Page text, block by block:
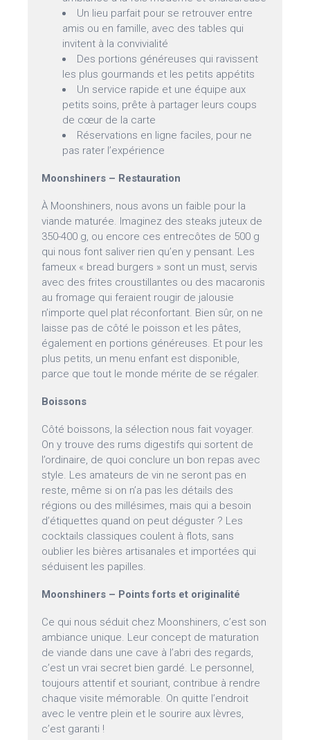
Un lieu parfait pour se retrouver entre
amis ou en famille, avec des tables qui
invitent à la convivialité
Des portions généreuses qui ravissent
les plus gourmands et les petits appétits
Un service rapide et une équipe aux
petits soins, prête à partager leurs coups
de cœur de la carte
Réservations en ligne faciles, pour ne
pas rater l’expérience
Moonshiners – Restauration
À Moonshiners, nous avons un faible pour la
viande maturée. Imaginez des steaks juteux de
350-400 g, ou encore ces entrecôtes de 500 g
qui nous font saliver rien qu’en y pensant. Les
fameux « bread burgers » sont un must, servis
avec des frites croustillantes ou des macaronis
au fromage qui feraient rougir de jalousie
n’importe quel plat réconfortant. Bien sûr, on ne
laisse pas de côté le poisson et les pâtes,
également en portions généreuses. Et pour les
plus petits, un menu enfant est disponible,
parce que tout le monde mérite de se régaler.
Boissons
Côté boissons, la sélection nous fait voyager.
On y trouve des rums digestifs qui sortent de
l’ordinaire, de quoi conclure un bon repas avec
style. Les amateurs de vin ne seront pas en
reste, même si on n’a pas les détails des
régions ou des millésimes, mais qui a besoin
d’étiquettes quand on peut déguster ? Les
cocktails classiques coulent à flots, sans
oublier les bières artisanales et importées qui
séduisent les papilles.
Moonshiners – Points forts et originalité
Ce qui nous séduit chez Moonshiners, c’est son
ambiance unique. Leur concept de maturation
de viande dans une cave à l’abri des regards,
c’est un vrai secret bien gardé. Le personnel,
toujours attentif et souriant, contribue à rendre
chaque visite mémorable. On quitte l’endroit
avec le ventre plein et le sourire aux lèvres,
c’est garanti !